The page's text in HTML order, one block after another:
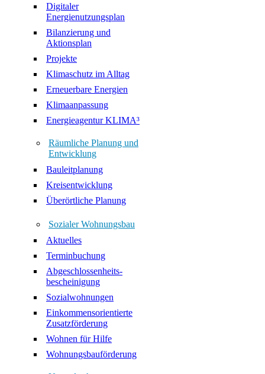
Digitaler
Energienutzungsplan
Bilanzierung und
Aktionsplan
Projekte
Klimaschutz im Alltag
Erneuerbare Energien
Klimaanpassung
Energieagentur KLIMA³
Räumliche Planung und
Entwicklung
Bauleitplanung
Kreisentwicklung
Überörtliche Planung
Sozialer Wohnungsbau
Aktuelles
Terminbuchung
Abgeschlossenheits-
bescheinigung
Sozialwohnungen
Einkommensorientierte
Zusatzförderung
Wohnen für Hilfe
Wohnungsbauförderung